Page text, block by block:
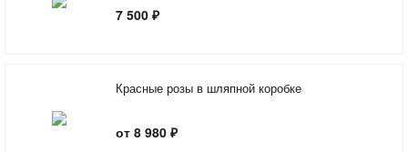
7 500 ₽
Красные розы в шляпной коробке
от 8 980 ₽